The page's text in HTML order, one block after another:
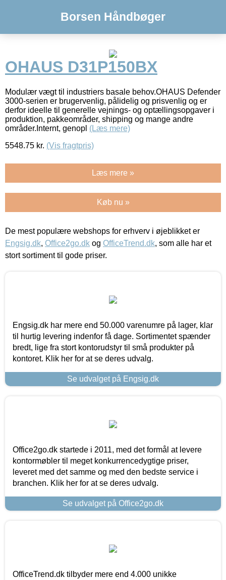
Borsen Håndbøger
OHAUS D31P150BX
Modulær vægt til industriers basale behov.OHAUS Defender
3000-serien er brugervenlig, pålidelig og prisvenlig og er
derfor ideelle til generelle vejnings- og optællingsopgaver i
produktion, pakkeområder, shipping og mange andre
områder.Internt, genopl (Læs mere)
5548.75 kr. (Vis fragtpris)
Læs mere »
Køb nu »
De mest populære webshops for erhverv i øjeblikket er
Engsig.dk, Office2go.dk og OfficeTrend.dk, som alle har et
stort sortiment til gode priser.
Engsig.dk har mere end 50.000 varenumre på lager, klar
til hurtig levering indenfor få dage. Sortimentet spænder
bredt, lige fra stort kontorudstyr til små produkter på
kontoret. Klik her for at se deres udvalg.
Se udvalget på Engsig.dk
Office2go.dk startede i 2011, med det formål at levere
kontormøbler til meget konkurrencedygtige priser,
leveret med det samme og med den bedste service i
branchen. Klik her for at se deres udvalg.
Se udvalget på Office2go.dk
OfficeTrend.dk tilbyder mere end 4.000 unikke